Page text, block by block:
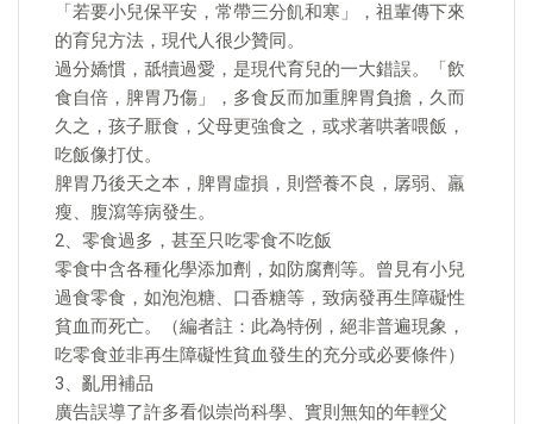
「若要小兒保平安，常帶三分飢和寒」，祖輩傳下來
的育兒方法，現代人很少贊同。
過分嬌慣，舐犢過愛，是現代育兒的一大錯誤。「飲
食自倍，脾胃乃傷」，多食反而加重脾胃負擔，久而
久之，孩子厭食，父母更強食之，或求著哄著喂飯，
吃飯像打仗。
脾胃乃後天之本，脾胃虛損，則營養不良，孱弱、羸
瘦、腹瀉等病發生。
2、零食過多，甚至只吃零食不吃飯
零食中含各種化學添加劑，如防腐劑等。曾見有小兒
過食零食，如泡泡糖、口香糖等，致病發再生障礙性
貧血而死亡。（編者註：此為特例，絕非普遍現象，
吃零食並非再生障礙性貧血發生的充分或必要條件）
3、亂用補品
廣告誤導了許多看似崇尚科學、實則無知的年輕父